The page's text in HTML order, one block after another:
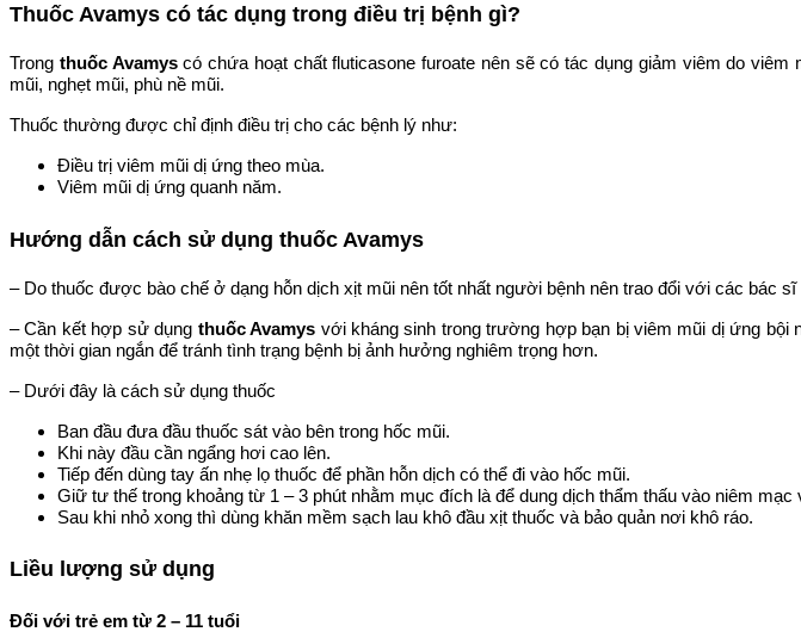
Thuốc Avamys có tác dụng trong điều trị bệnh gì?
Trong thuốc Avamyscó chứa hoạt chất fluticasone furoate nên sẽ có tác dụng giảm viêm do
mũi, nghẹt mũi, phù nề mũi.
Thuốc thường được chỉ định điều trị cho các bệnh lý như:
Điều trị viêm mũi dị ứng theo mùa.
Viêm mũi dị ứng quanh năm.
Hướng dẫn cách sử dụng thuốc Avamys
– Do thuốc được bào chế ở dạng hỗn dịch xịt mũi nên tốt nhất người bệnh nên trao đổi với các bác
– Cần kết hợp sử dụng thuốc Avamys với kháng sinh trong trường hợp bạn bị viêm mũi dị ứng bội
một thời gian ngắn để tránh tình trạng bệnh bị ảnh hưởng nghiêm trọng hơn.
– Dưới đây là cách sử dụng thuốc
Ban đầu đưa đầu thuốc sát vào bên trong hốc mũi.
Khi này đầu cần ngẩng hơi cao lên.
Tiếp đến dùng tay ấn nhẹ lọ thuốc để phần hỗn dịch có thể đi vào hốc mũi.
Giữ tư thế trong khoảng từ 1 – 3 phút nhằm mục đích là để dung dịch thẩm thấu vào niêm mạc
Sau khi nhỏ xong thì dùng khăn mềm sạch lau khô đầu xịt thuốc và bảo quản nơi khô ráo.
Liều lượng sử dụng
Đối với trẻ em từ 2 – 11 tuổi